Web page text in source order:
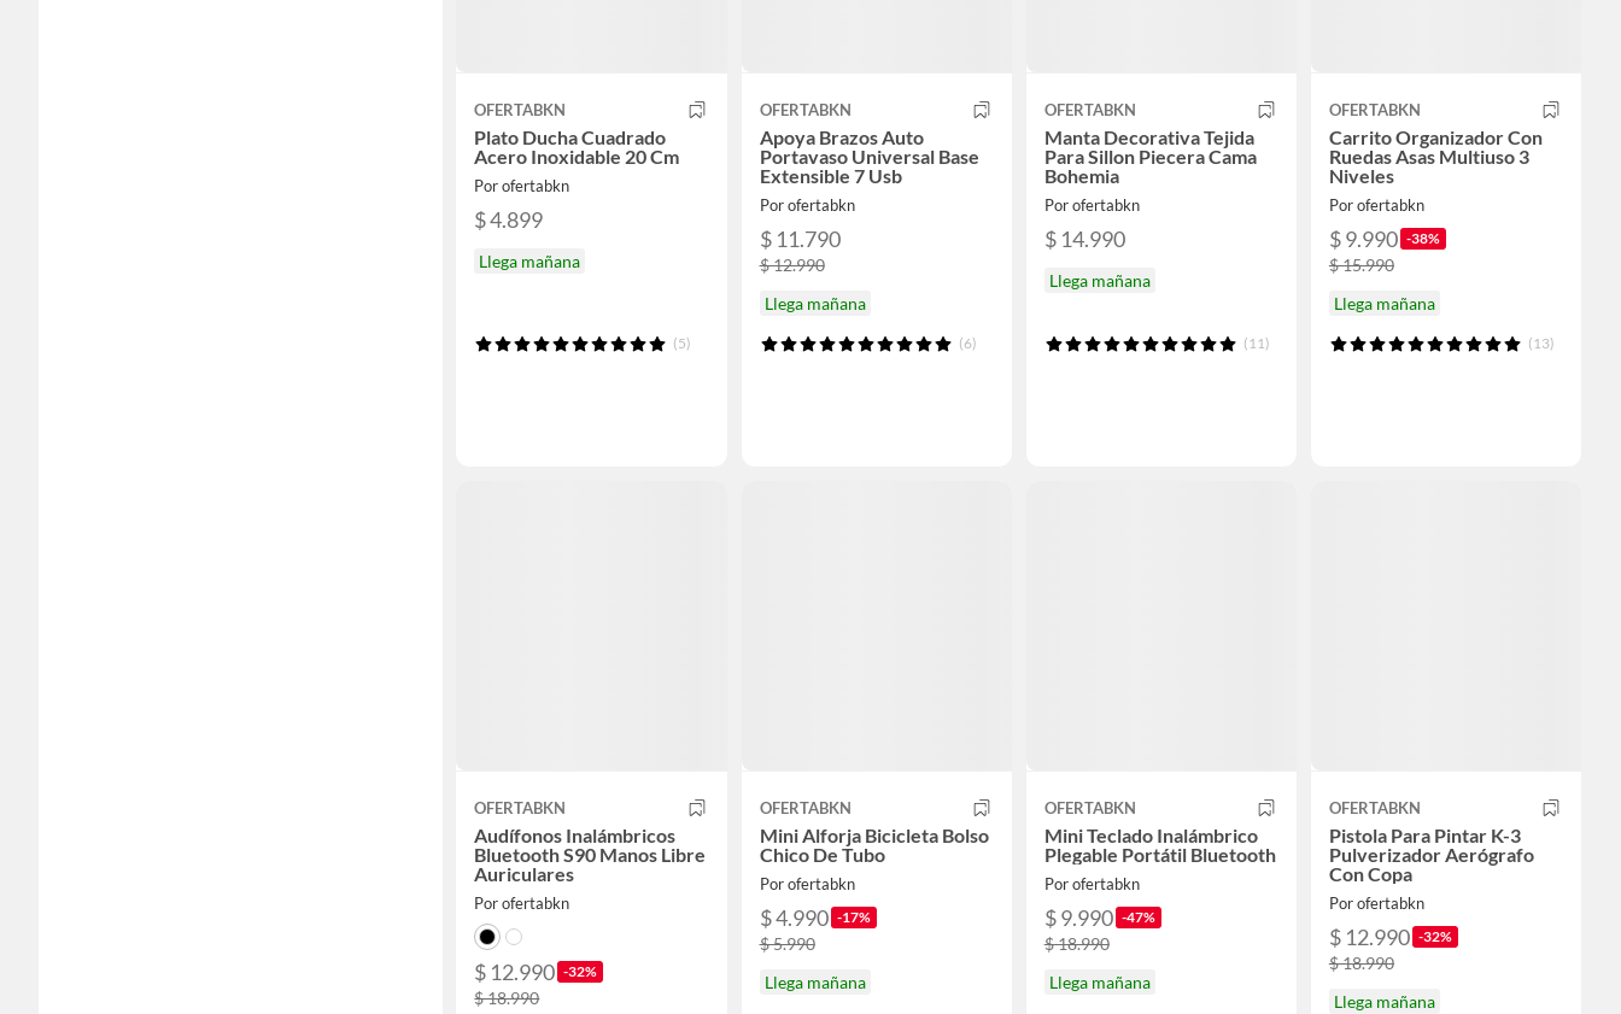
OFERTABKN
Plato Ducha Cuadrado
Acero Inoxidable 20 Cm
Por ofertabkn
$ 4.899
Llega mañana
(5)
OFERTABKN
Apoya Brazos Auto
Portavaso Universal Base
Extensible 7 Usb
Por ofertabkn
$ 11.790
$ 12.990
Llega mañana
(6)
OFERTABKN
Manta Decorativa Tejida
Para Sillon Piecera Cama
Bohemia
Por ofertabkn
$ 14.990
Llega mañana
(11)
OFERTABKN
Carrito Organizador Con
Ruedas Asas Multiuso 3
Niveles
Por ofertabkn
$ 9.990 -38%
$ 15.990
Llega mañana
(13)
OFERTABKN
Audífonos Inalámbricos
Bluetooth S90 Manos Libre
Auriculares
Por ofertabkn
$ 12.990 -32%
$ 18.990
OFERTABKN
Mini Alforja Bicicleta Bolso
Chico De Tubo
Por ofertabkn
$ 4.990 -17%
$ 5.990
Llega mañana
OFERTABKN
Mini Teclado Inalámbrico
Plegable Portátil Bluetooth
Por ofertabkn
$ 9.990 -47%
$ 18.990
Llega mañana
OFERTABKN
Pistola Para Pintar K-3
Pulverizador Aerógrafo
Con Copa
Por ofertabkn
$ 12.990 -32%
$ 18.990
Llega mañana